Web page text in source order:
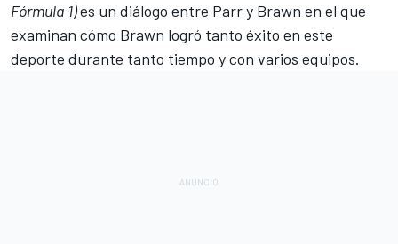
Fórmula 1)es un diálogo entre Parr y Brawn en el que
examinan cómo Brawn logró tanto éxito en este
deporte durante tanto tiempo y con varios equipos.